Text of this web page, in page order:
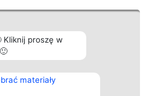
Kliknij proszę w
materiały
Kontakt
Kontakt